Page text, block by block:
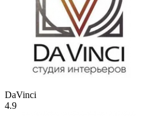
DaVinci
4.9